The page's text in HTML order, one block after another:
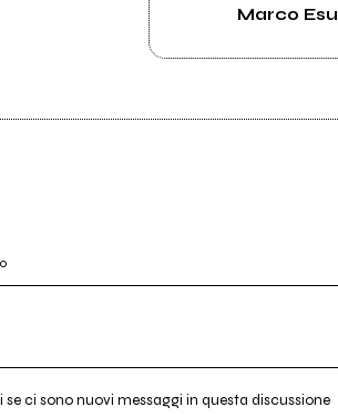
Marco Esu
se ci sono nuovi messaggi in questa discussione